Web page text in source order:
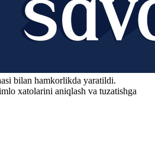
bilan hamkorlikda yaratildi.
xatolarini aniqlash va tuzatishga